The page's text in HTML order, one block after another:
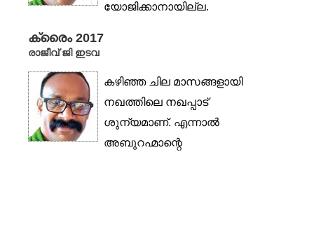
യോജിക്കാനായില്ല.
ആ വിഷയം...
ക്രൈം 2017
രാജീവ് ജി ഇടവ
കഴിഞ്ഞ ചില മാസങ്ങളായി
നഖത്തിലെ നഖപ്പാട്
ശുന്യമാണ്. എന്നാൽ
അബുറഹ്മാന്റെ